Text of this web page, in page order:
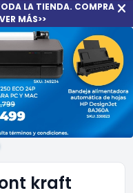
LA TIENDA. COMPRA
MÁS>>
kraft